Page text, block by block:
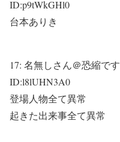
ID:p9tWkGHl0
台本ありき
17: 名無しさん＠恐縮です
ID:l8lUHN3A0
登場人物全て異常
起きた出来事全て異常